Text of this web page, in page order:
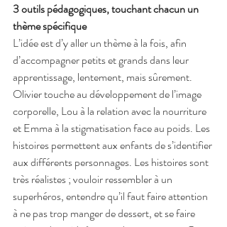
3 outils pédagogiques, touchant chacun un
thème spécifique
L’idée est d’y aller un thème à la fois, afin
d’accompagner petits et grands dans leur
apprentissage, lentement, mais sûrement.
Olivier touche au développement de l’image
corporelle, Lou à la relation avec la nourriture
et Emma à la stigmatisation face au poids. Les
histoires permettent aux enfants de s’identifier
aux différents personnages. Les histoires sont
très réalistes ; vouloir ressembler à un
superhéros, entendre qu’il faut faire attention
à ne pas trop manger de dessert, et se faire